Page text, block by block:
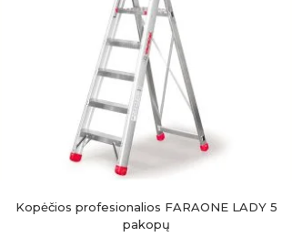
Kopėčios profesionalios FARAONE LADY 5
pakopų